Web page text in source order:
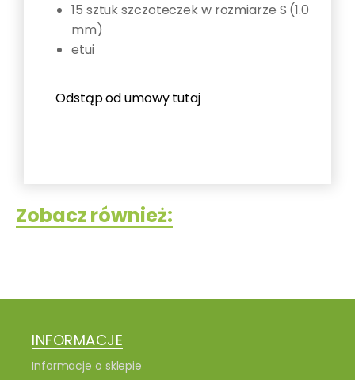
15 sztuk szczoteczek w rozmiarze S (1.0
mm)
etui
Odstąp od umowy tutaj
Zobacz również:
INFORMACJE
Informacje o sklepie